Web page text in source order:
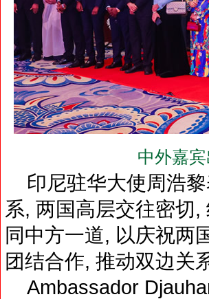
中外嘉
印尼驻华大使周浩黎
系, 两国高层交往密切
同中方一道, 以庆祝两
团结合作, 推动双边关
Ambassador